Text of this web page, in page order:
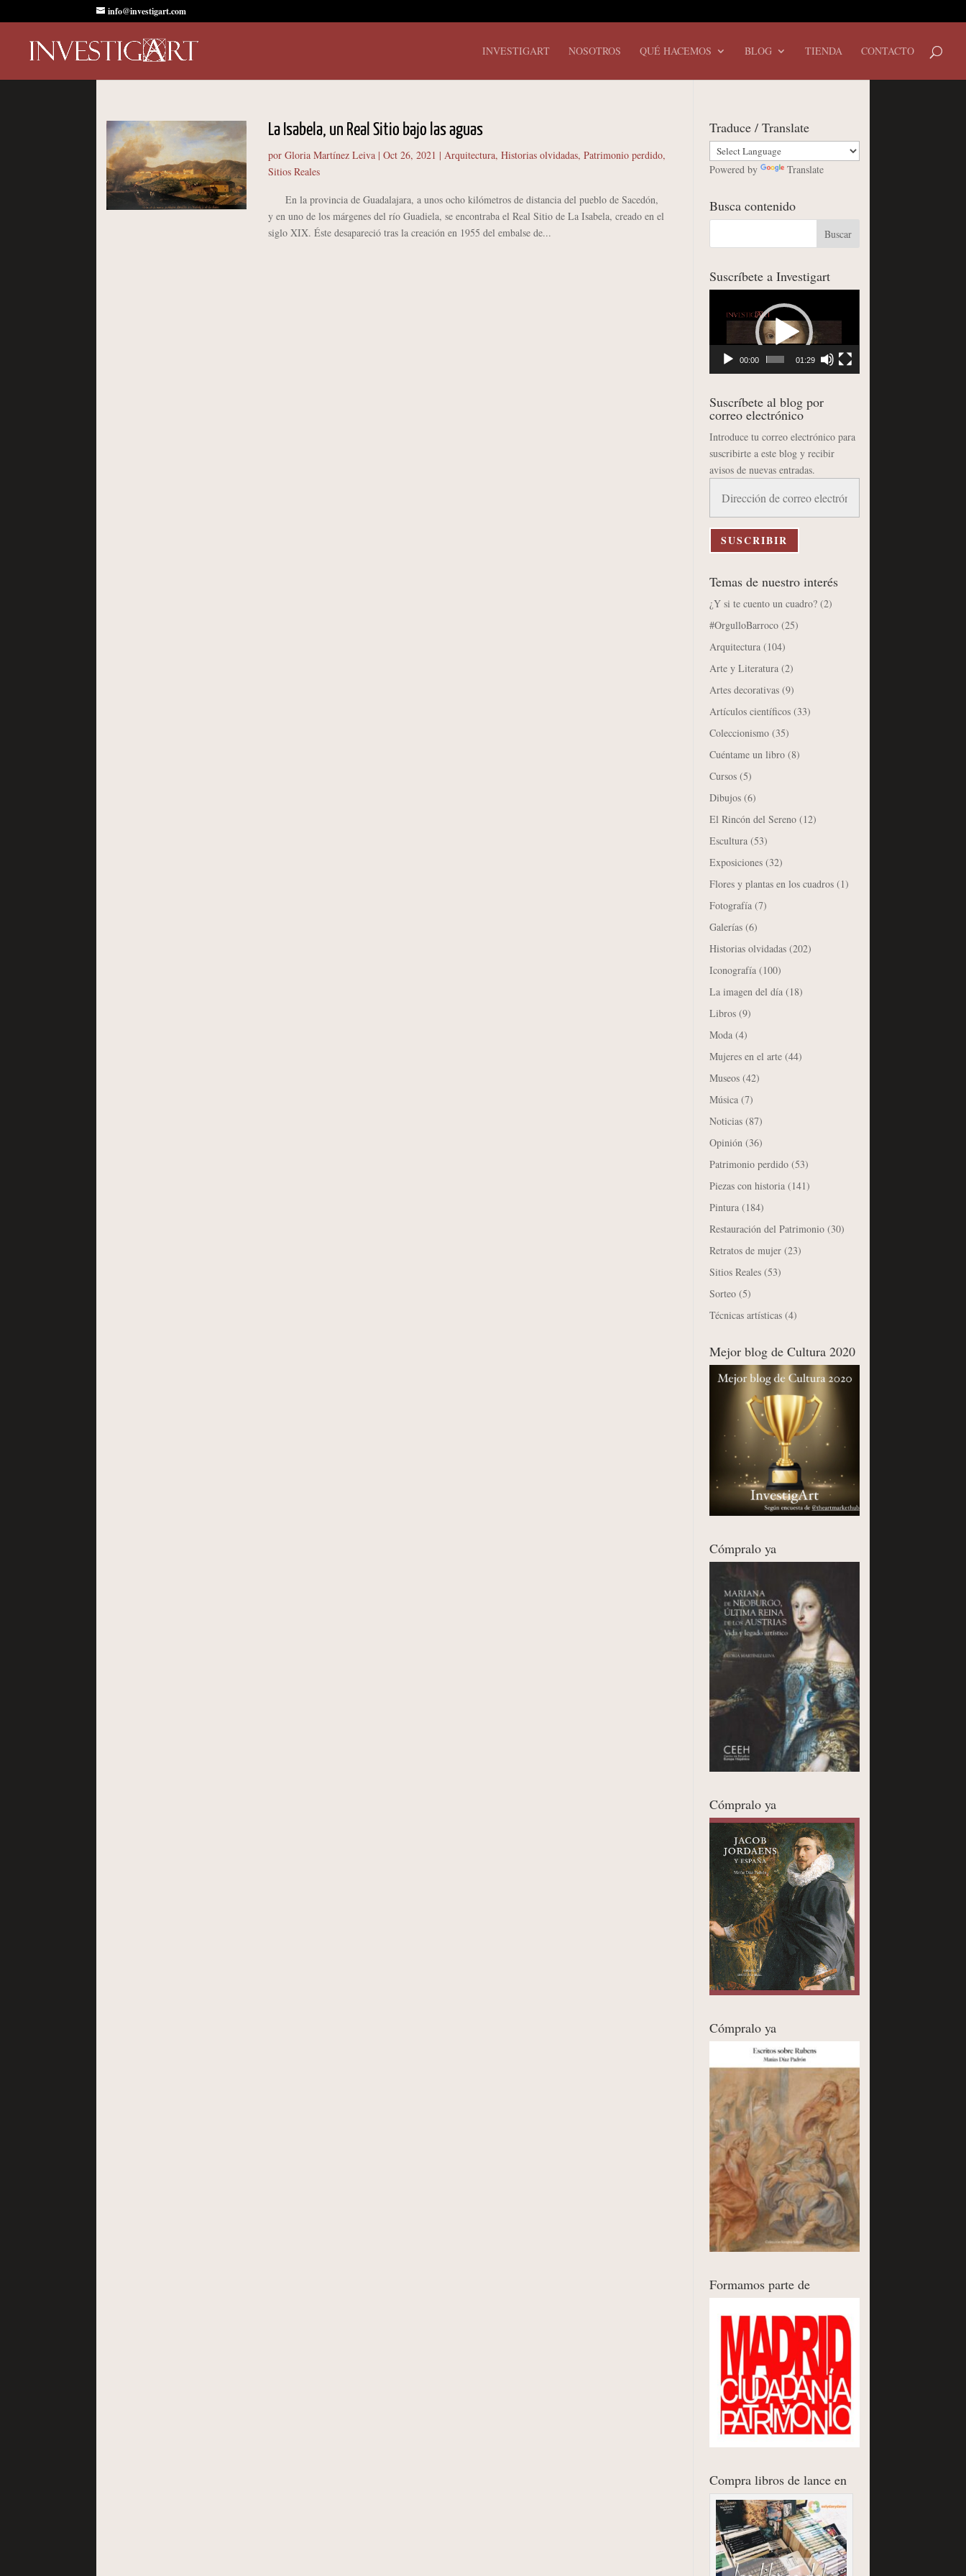
info@investigart.com
INVESTIGART NOSOTROS QUÉ HACEMOS BLOG TIENDA CONTACTO
La Isabela, un Real Sitio bajo las aguas
por Gloria Martínez Leiva| Oct 26, 2021 | Arquitectura, Historias olvidadas, Patrimonio perdido,
Sitios Reales
En la provincia de Guadalajara, a unos ocho kilómetros de distancia del pueblo de Sacedón,
y en uno de los márgenes del río Guadiela, se encontraba el Real Sitio de La Isabela, creado en el
siglo XIX. Éste desapareció tras la creación en 1955 del embalse de...
Traduce / Translate
Powered by Translate
Busca contenido
Suscríbete a Investigart
00:00 01:29
Suscríbete al blog por
correo electrónico
Introduce tu correo electrónico para
suscribirte a este blog y recibir
avisos de nuevas entradas.
correo
electrónico
SUSCRIBIR
Temas de nuestro interés
¿Y si te cuento un cuadro? (2)
#OrgulloBarroco (25)
Arquitectura (104)
Arte y Literatura (2)
Artes decorativas (9)
Artículos científicos (33)
Coleccionismo (35)
Cuéntame un libro (8)
Cursos (5)
Dibujos (6)
El Rincón del Sereno (12)
Escultura (53)
Exposiciones (32)
Flores y plantas en los cuadros (1)
Fotografía (7)
Galerías (6)
Historias olvidadas (202)
Iconografía (100)
La imagen del día (18)
Libros (9)
Moda (4)
Mujeres en el arte (44)
Museos (42)
Música (7)
Noticias (87)
Opinión (36)
Patrimonio perdido (53)
Piezas con historia (141)
Pintura (184)
Restauración del Patrimonio (30)
Retratos de mujer (23)
Sitios Reales (53)
Sorteo (5)
Técnicas artísticas (4)
Mejor blog de Cultura 2020
Cómpralo ya
Cómpralo ya
Cómpralo ya
Formamos parte de
Compra libros de lance en